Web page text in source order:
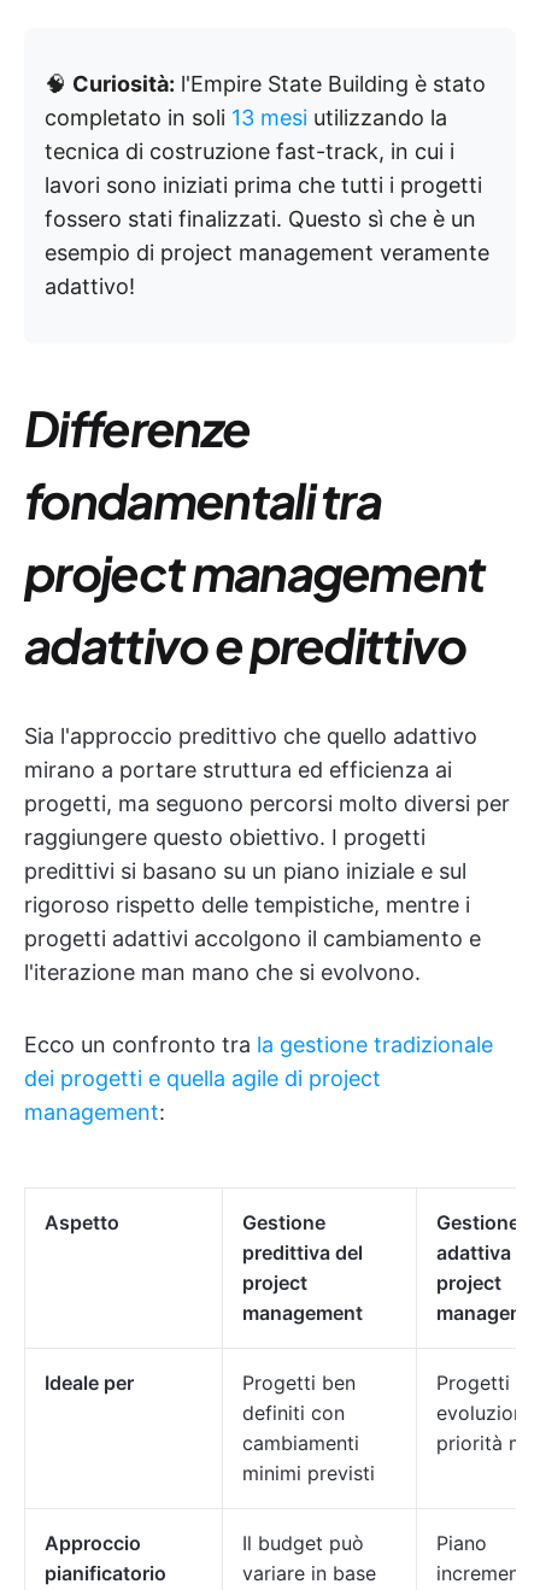
🧠 Curiosità: l'Empire State Building è stato
completato in soli 13 mesi utilizzando la
tecnica di costruzione fast-track, in cui i
lavori sono iniziati prima che tutti i progetti
fossero stati finalizzati. Questo sì che è un
esempio di project management veramente
adattivo!
Differenze
fondamentali tra
project management
adattivo e predittivo
Sia l'approccio predittivo che quello adattivo
mirano a portare struttura ed efficienza ai
progetti, ma seguono percorsi molto diversi per
raggiungere questo obiettivo. I progetti
predittivi si basano su un piano iniziale e sul
rigoroso rispetto delle tempistiche, mentre i
progetti adattivi accolgono il cambiamento e
l'iterazione man mano che si evolvono.
Ecco un confronto tra la gestione tradizionale
dei progetti e quella agile di project
management:
Aspetto
Gestione
predittiva del
project
management
Gestione
adattiva
project
Ideale per
Progetti ben
definiti con
cambiamenti
minimi previsti
Progetti in
priorità
Approccio
pianificatorio
Il budget può
variare in base
Piano